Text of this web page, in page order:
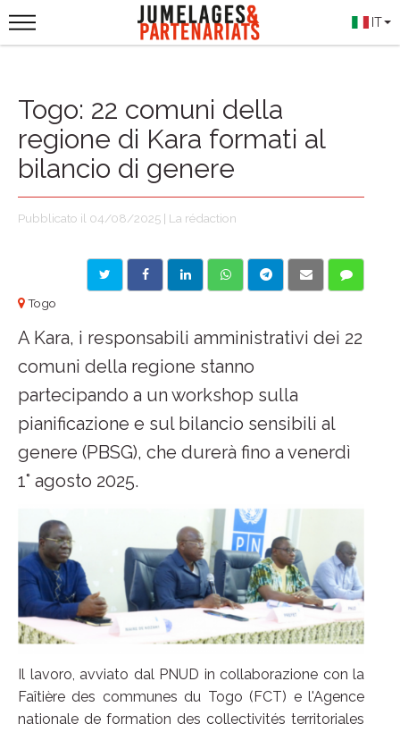
IT
Togo: 22 comuni della
regione di Kara formati al
bilancio di genere
Pubblicato il 04/08/2025 | La rédaction
Togo
A Kara, i responsabili amministrativi dei 22
comuni della regione stanno
partecipando a un workshop sulla
pianificazione e sul bilancio sensibili al
genere (PBSG), che durerà fino a venerdì
1° agosto 2025.
Il lavoro, avviato dal PNUD in collaborazione con la
Faîtière des communes du Togo (FCT) e l'Agence
nationale de formation des collectivités territoriales